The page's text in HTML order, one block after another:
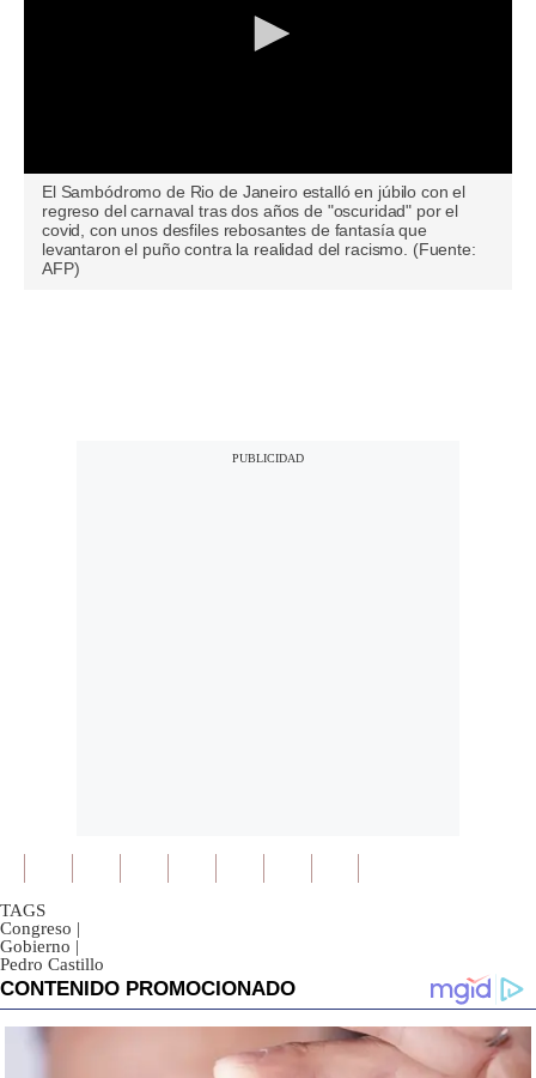
seconds
seconds
El Sambódromo de Rio de Janeiro estalló en júbilo con el
regreso del carnaval tras dos años de "oscuridad" por el
covid, con unos desfiles rebosantes de fantasía que
levantaron el puño contra la realidad del racismo. (Fuente:
AFP)
TAGS
Congreso |
Gobierno |
Pedro Castillo